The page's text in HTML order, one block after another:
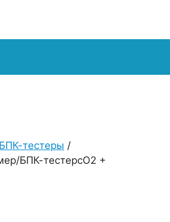
тестеры /
БПК-тестерсО2 +